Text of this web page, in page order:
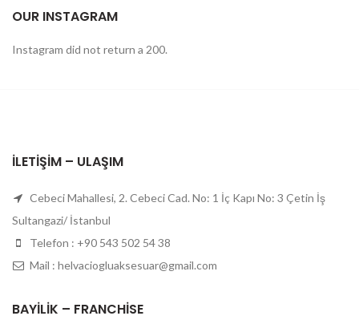
OUR INSTAGRAM
Instagram did not return a 200.
İLETIŞIM – ULAŞIM
Cebeci Mahallesi, 2. Cebeci Cad. No: 1 İç Kapı No: 3 Çetin İş
Sultangazi/ İstanbul
Telefon : +90 543 502 54 38
Mail : helvaciogluaksesuar@gmail.com
BAYILIK – FRANCHISE